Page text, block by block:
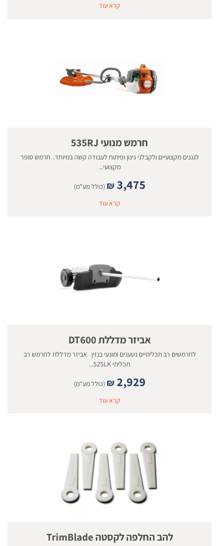
קרא עוד
חרמש מנועי 535RJ
לגננים מקצועיים ולקבלני גינון ופיתוח לעבודה קשה במיוחד. חרמש סופר
מקצועי...
₪ 3,475
(כולל מע"מ)
קרא עוד
אביזר מדללת DT600
לחרמשים רב תכליתיים נטענים ומונעי בנזין אביזר מדללת לחרמש רב
תכליתי 525LK...
₪ 2,929
(כולל מע"מ)
קרא עוד
להב החלפה לקסטה TrimBlade